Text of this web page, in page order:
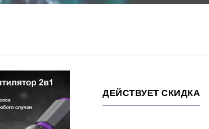
ДЕЙСТВУЕТ СКИДКА